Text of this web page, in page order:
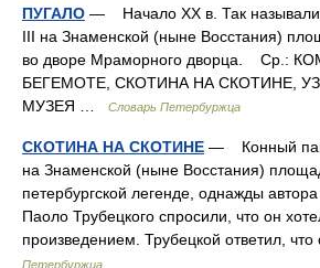
ПУГАЛО — Начало XX в. Так называли
III на Знаменской (ныне Восстания)
во дворе Мраморного дворца. Ср.:
БЕГЕМОТЕ, СКОТИНА НА СКОТИНЕ,
МУЗЕЯ …
Словарь Петербуржца
СКОТИНА НА СКОТИНЕ — Конный
на Знаменской (ныне Восстания)
петербургской легенде, однажды
Паоло Трубецкого спросили, что он
произведением. Трубецкой ответил,
Петербуржца